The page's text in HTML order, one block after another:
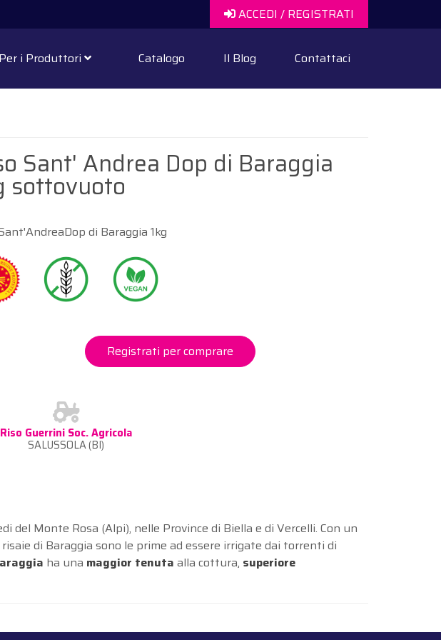
ACCEDI / REGISTRATI
Per i Produttori Catalogo Il Blog Contattaci
Sant' Andrea Dop di Baraggia
sottovuoto
di Baraggia 1kg
Registrati per comprare
Riso Guerrini Soc. Agricola
SALUSSOLA (BI)
del Monte Rosa (Alpi), nelle Province di Biella e di Vercelli. Con un
di Baraggia sono le prime ad essere irrigate dai torrenti di
ha una maggior tenuta alla cottura, superiore